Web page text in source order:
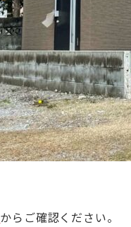
からご確認ください。